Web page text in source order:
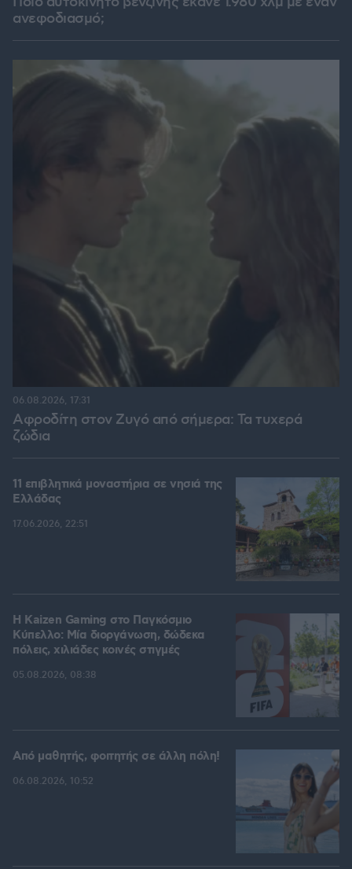
ανεφοδιασμό;
Αφροδίτη στον Ζυγό από σήμερα: Τα τυχερά
ζώδια
06.08.2026, 17:31
11 επιβλητικά μοναστήρια σε νησιά της
Ελλάδας
17.06.2026, 22:51
H Kaizen Gaming στο Παγκόσμιο
Kύπελλο: Μία διοργάνωση, δώδεκα
πόλεις, χιλιάδες κοινές στιγμές
05.08.2026, 08:38
Από μαθητής, φοιτητής σε άλλη πόλη!
06.08.2026, 10:52